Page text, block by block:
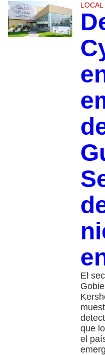
LOCAL
El
que
el